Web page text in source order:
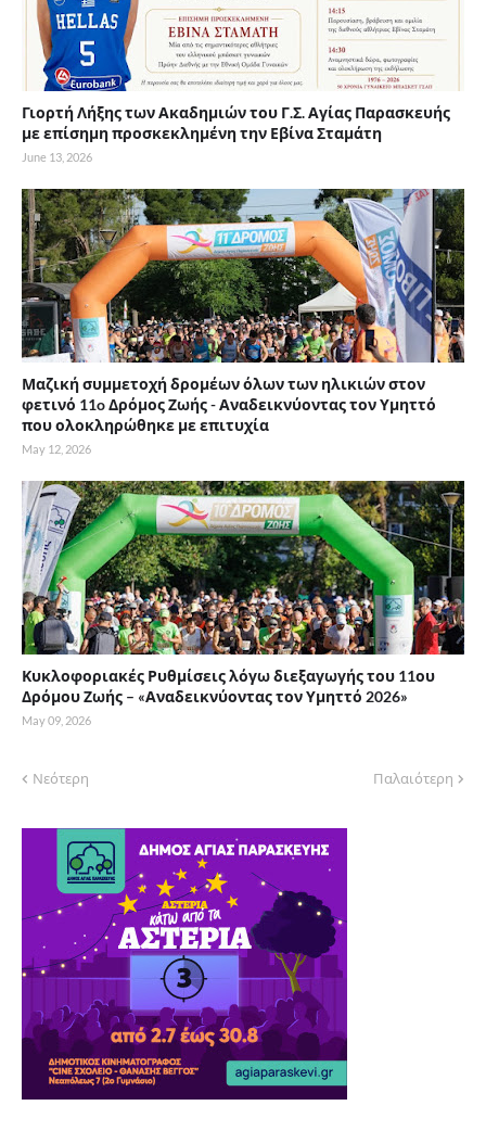
Γιορτή Λήξης των Ακαδημιών του Γ.Σ. Αγίας Παρασκευής
με επίσημη προσκεκλημένη την Εβίνα Σταμάτη
June 13, 2026
Μαζική συμμετοχή δρομέων όλων των ηλικιών στον
φετινό 11o Δρόμος Ζωής - Αναδεικνύοντας τον Υμηττό
που ολοκληρώθηκε με επιτυχία
May 12, 2026
Κυκλοφοριακές Ρυθμίσεις λόγω διεξαγωγής του 11ου
Δρόμου Ζωής – «Αναδεικνύοντας τον Υμηττό 2026»
May 09, 2026
Νεότερη Παλαιότερη